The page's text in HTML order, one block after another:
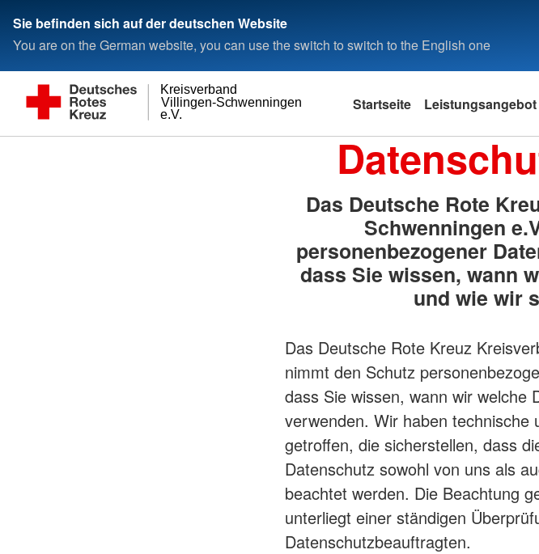
Sie befinden sich auf der deutschen Website
You are on the German website, you can use the switch to switch to the English one
e.V.
Villingen-Schwenningen
Kreisverband
Startseite Leistungsangebot
Das Deutsche Rote
Schwenningen
personenbezogener
dass Sie wissen, wann
und wie wir
Das Deutsche Rote Kreuz
nimmt den Schutz
dass Sie wissen, wann wir welche
verwenden. Wir haben technische
getroffen, die sicherstellen, dass
Datenschutz sowohl von uns als
beachtet werden. Die Beachtung
unterliegt einer ständigen
Datenschutzbeauftragten.